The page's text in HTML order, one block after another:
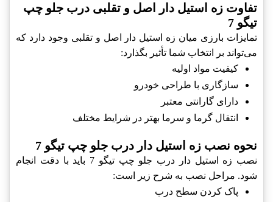
تفاوت زه استیل دار اصل و تقلبی درب جلو چپ
تیگو 7
تمایزات بارزی میان زه استیل دار اصل و تقلبی وجود دارد که
می‌تواند بر انتخاب شما تأثیر بگذارد:
کیفیت مواد اولیه
سازگاری با طراحی خودرو
دارای گارانتی معتبر
انتقال گرما و سرما بهتر در شرایط مختلف
نحوه نصب زه استیل دار درب جلو چپ تیگو 7
نصب زه استیل دار درب جلو چپ تیگو 7 باید با دقت انجام
شود. مراحل نصب به شرح زیر است:
پاک کردن سطح درب